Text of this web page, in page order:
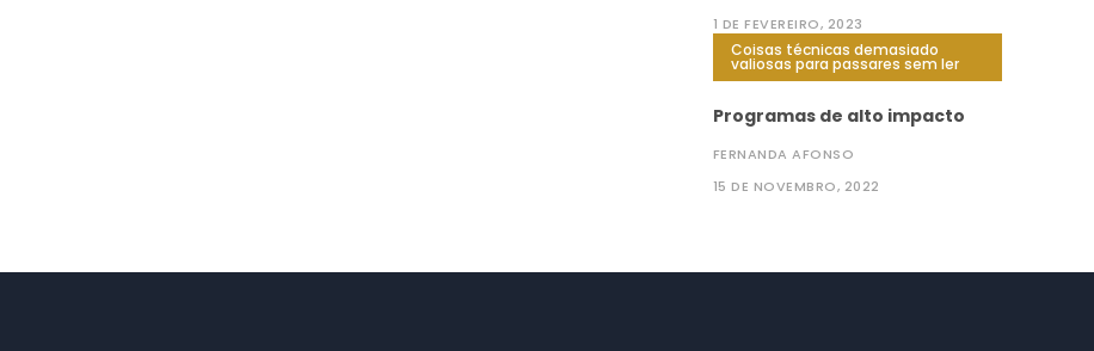
1 DE FEVEREIRO, 2023
Coisas técnicas demasiado
valiosas para passares sem ler
Programas de alto impacto
FERNANDA AFONSO
15 DE NOVEMBRO, 2022